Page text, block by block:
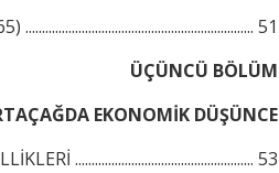
51
ÜÇÜNCÜ BÖLÜM
EKONOMİK DÜŞÜNCE
...................................................... 53